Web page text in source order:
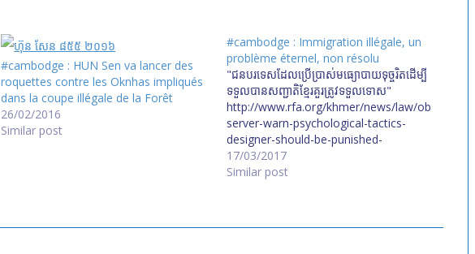
#cambodge : HUN Sen va lancer des
roquettes contre les Oknhas impliqués
dans la coupe illégale de la Forêt
26/02/2016
Similar post
#cambodge : Immigration illégale, un
problème éternel, non résolu
"ជនបរទេស​ដែល​ប្រើប្រាស់​មធ្យោបាយ​ទុច្ចរិត​ដើម្បី​
ទទួល​បាន​សញ្ជាតិ​ខ្មែរ​គួរ​ត្រូវ​ទទួល​ទោស"
http://www.rfa.org/khmer/news/law/ob
server-warn-psychological-tactics-
designer-should-be-punished-
03172017050625.html/H031617RD.mp
3
17/03/2017
Similar post